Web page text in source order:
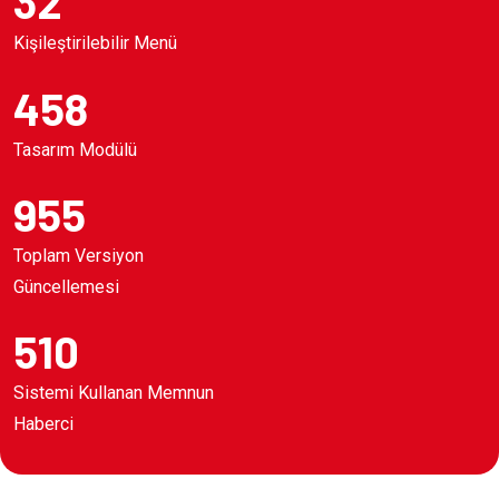
Kişileştirilebilir Menü
458
Tasarım Modülü
955
Toplam Versiyon
Güncellemesi
510
Sistemi Kullanan Memnun
Haberci